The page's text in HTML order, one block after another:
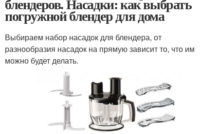
блендеров. Насадки: как выбрать
погружной блендер для дома
Выбираем набор насадок для блендера, от
разнообразия насадок на прямую зависит то, что им
можно будет делать.